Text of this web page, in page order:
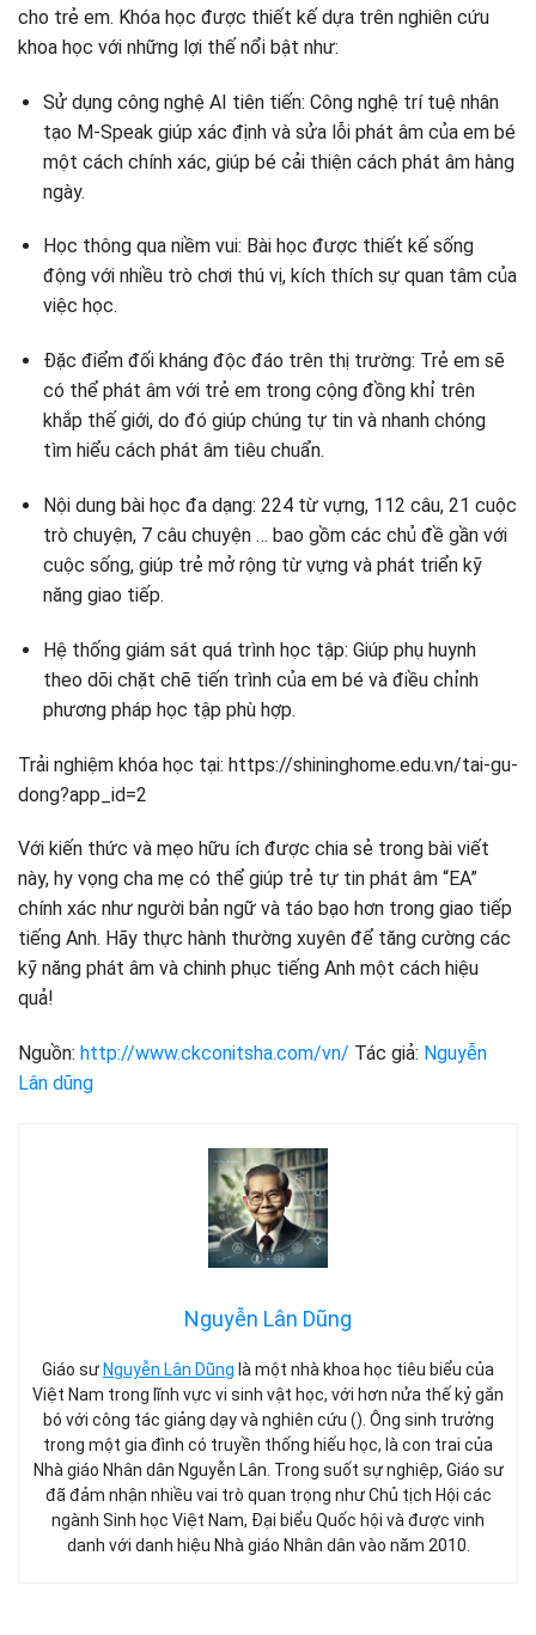
cho trẻ em. Khóa học được thiết kế dựa trên nghiên cứu
khoa học với những lợi thế nổi bật như:
Sử dụng công nghệ AI tiên tiến: Công nghệ trí tuệ nhân
tạo M-Speak giúp xác định và sửa lỗi phát âm của em bé
một cách chính xác, giúp bé cải thiện cách phát âm hàng
ngày.
Học thông qua niềm vui: Bài học được thiết kế sống
động với nhiều trò chơi thú vị, kích thích sự quan tâm của
việc học.
Đặc điểm đối kháng độc đáo trên thị trường: Trẻ em sẽ
có thể phát âm với trẻ em trong cộng đồng khỉ trên
khắp thế giới, do đó giúp chúng tự tin và nhanh chóng
tìm hiểu cách phát âm tiêu chuẩn.
Nội dung bài học đa dạng: 224 từ vựng, 112 câu, 21 cuộc
trò chuyện, 7 câu chuyện … bao gồm các chủ đề gần với
cuộc sống, giúp trẻ mở rộng từ vựng và phát triển kỹ
năng giao tiếp.
Hệ thống giám sát quá trình học tập: Giúp phụ huynh
theo dõi chặt chẽ tiến trình của em bé và điều chỉnh
phương pháp học tập phù hợp.
Trải nghiệm khóa học tại: https://shininghome.edu.vn/tai-gu-
dong?app_id=2
Với kiến ​​thức và mẹo hữu ích được chia sẻ trong bài viết
này, hy vọng cha mẹ có thể giúp trẻ tự tin phát âm “EA”
chính xác như người bản ngữ và táo bạo hơn trong giao tiếp
tiếng Anh. Hãy thực hành thường xuyên để tăng cường các
kỹ năng phát âm và chinh phục tiếng Anh một cách hiệu
quả!
Nguồn: http://www.ckconitsha.com/vn/ Tác giả: Nguyễn
Lân dũng
Nguyễn Lân Dũng
Giáo sư Nguyễn Lân Dũng là một nhà khoa học tiêu biểu của
Việt Nam trong lĩnh vực vi sinh vật học, với hơn nửa thế kỷ gắn
bó với công tác giảng dạy và nghiên cứu (). Ông sinh trưởng
trong một gia đình có truyền thống hiếu học, là con trai của
Nhà giáo Nhân dân Nguyễn Lân. Trong suốt sự nghiệp, Giáo sư
đã đảm nhận nhiều vai trò quan trọng như Chủ tịch Hội các
ngành Sinh học Việt Nam, Đại biểu Quốc hội và được vinh
danh với danh hiệu Nhà giáo Nhân dân vào năm 2010.